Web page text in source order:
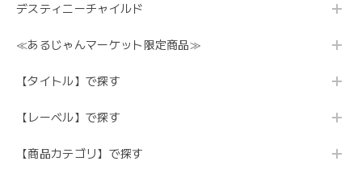
デスティニーチャイルド
≪あるじゃんマーケット限定商品≫
【タイトル】で探す
【レーベル】で探す
【商品カテゴリ】で探す